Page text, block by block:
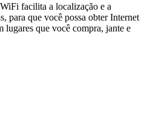
facilita a localização e a
para que você possa obter Internet
lugares que você compra, jante e